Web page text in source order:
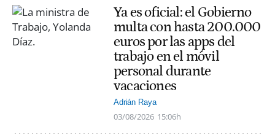
Ya es oficial: el Gobierno
multa con hasta 200.000
euros por las apps del
trabajo en el móvil
personal durante
vacaciones
Adrián Raya
03/08/2026 15:06h